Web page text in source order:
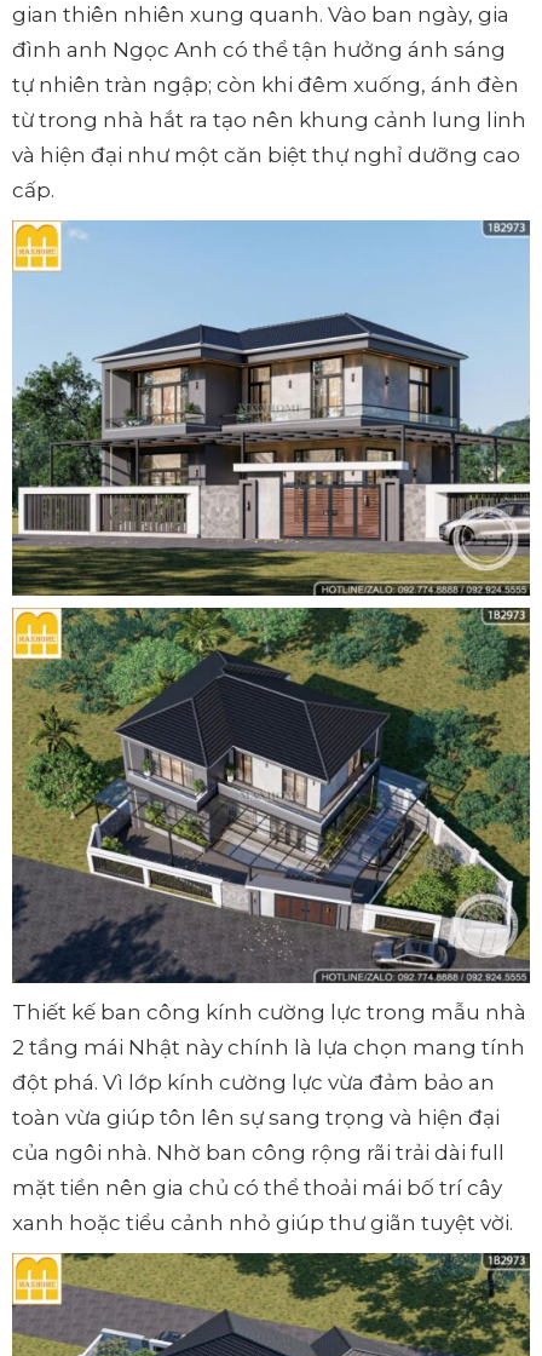
gian thiên nhiên xung quanh. Vào ban ngày, gia
đình anh Ngọc Anh có thể tận hưởng ánh sáng
tự nhiên tràn ngập; còn khi đêm xuống, ánh đèn
từ trong nhà hắt ra tạo nên khung cảnh lung linh
và hiện đại như một căn biệt thự nghỉ dưỡng cao
cấp.
Thiết kế ban công kính cường lực trong mẫu nhà
2 tầng mái Nhật này chính là lựa chọn mang tính
đột phá. Vì lớp kính cường lực vừa đảm bảo an
toàn vừa giúp tôn lên sự sang trọng và hiện đại
của ngôi nhà. Nhờ ban công rộng rãi trải dài full
mặt tiền nên gia chủ có thể thoải mái bố trí cây
xanh hoặc tiểu cảnh nhỏ giúp thư giãn tuyệt vời.